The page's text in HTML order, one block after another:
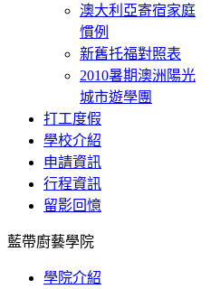
澳大利亞寄宿家庭
慣例
新舊托福對照表
2010暑期澳洲陽光
城市遊學團
打工度假
學校介紹
申請資訊
行程資訊
留影回憶
藍帶廚藝學院
學院介紹